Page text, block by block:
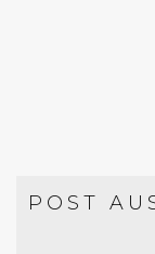
POST